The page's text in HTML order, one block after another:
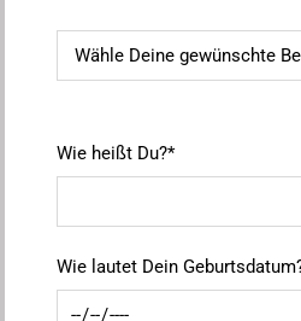
Wie heißt Du?*
Wie lautet Dein